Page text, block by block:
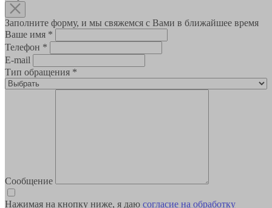
Заполните форму, и мы свяжемся с Вами в ближайшее время
Ваше имя *
Телефон *
E-mail
Тип обращения *
Сообщение
Нажимая на кнопку ниже, я даю согласие на обработку